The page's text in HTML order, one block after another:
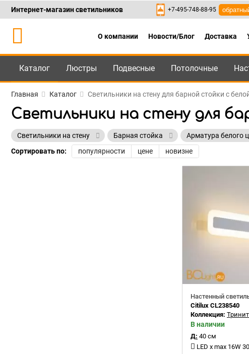
Каталог +7-495-748-88-95 ,8-
Интернет-магазин светильников +7-495-748-88-95
О компании Новости/Блог Доставка
Каталог Люстры Подвесные Потолочные
Главная Каталог Светильники на стену для барной стойки с
Светильники на стену для
Светильники на стену Барная стойка Арматура белого
Сортировать по:
популярности цене новизне
Настенный
Citilux CL238540
Коллекция:
В наличии
Д: 40 см
LED x max 16W 3000-